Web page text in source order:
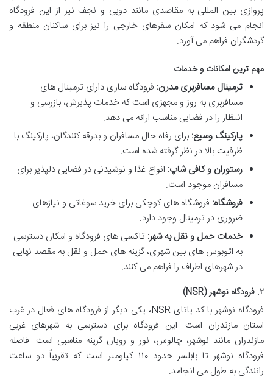
پروازی بین المللی به مقاصدی مانند دوبی و نجف نیز از این فرودگاه
انجام می شود که امکان سفرهای خارجی را نیز برای ساکنان منطقه و
گردشگران فراهم می آورد.
مهم ترین امکانات و خدمات
ترمینال مسافربری مدرن: فرودگاه ساری دارای ترمینال های
مسافربری به روز و مجهزی است که خدمات پذیرش، بازرسی و
انتظار را در فضایی مناسب ارائه می دهد.
پارکینگ وسیع: برای رفاه حال مسافران و بدرقه کنندگان، پارکینگ با
ظرفیت بالا در نظر گرفته شده است.
رستوران و کافی شاپ: انواع غذا و نوشیدنی در فضایی دلپذیر برای
مسافران موجود است.
فروشگاه: فروشگاه های کوچکی برای خرید سوغاتی و نیازهای
ضروری در ترمینال وجود دارد.
خدمات حمل و نقل به شهر: تاکسی های فرودگاه و امکان دسترسی
به اتوبوس های بین شهری، گزینه های حمل و نقل به مقصد نهایی
در شهرهای اطراف را فراهم می کنند.
۲. فرودگاه نوشهر (NSR)
فرودگاه نوشهر با کد یاتای NSR، یکی دیگر از فرودگاه های فعال در غرب
استان مازندران است. این فرودگاه برای دسترسی به شهرهای غربی
مازندران مانند نوشهر، چالوس، نور و رویان گزینه مناسبی است. فاصله
فرودگاه نوشهر تا بابلسر حدود ۱۱۰ کیلومتر است که تقریباً دو ساعت
رانندگی به طول می انجامد.